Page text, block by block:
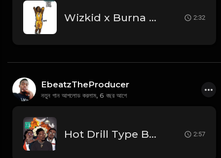
Wizkid x Burna Boy Afro Type Beat 2:32
EbeatzTheProducer
নতুন গান আপলোড করলাম, 6 বছর আগে
Hot Drill Type Beat"Notorious " 2:57